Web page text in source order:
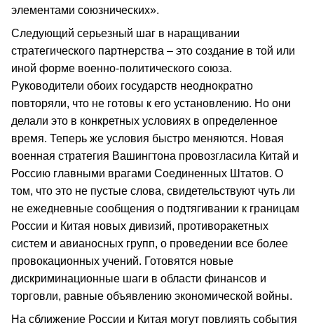
элементами союзнических».
Следующий серьезный шаг в наращивании
стратегического партнерства – это создание в той или
иной форме военно-политического союза.
Руководители обоих государств неоднократно
повторяли, что не готовы к его установлению. Но они
делали это в конкретных условиях в определенное
время. Теперь же условия быстро меняются. Новая
военная стратегия Вашингтона провозгласила Китай и
Россию главными врагами Соединенных Штатов. О
том, что это не пустые слова, свидетельствуют чуть ли
не ежедневные сообщения о подтягивании к границам
России и Китая новых дивизий, противоракетных
систем и авианосных групп, о проведении все более
провокационных учений. Готовятся новые
дискриминационные шаги в области финансов и
торговли, равные объявлению экономической войны.
На сближение России и Китая могут повлиять события